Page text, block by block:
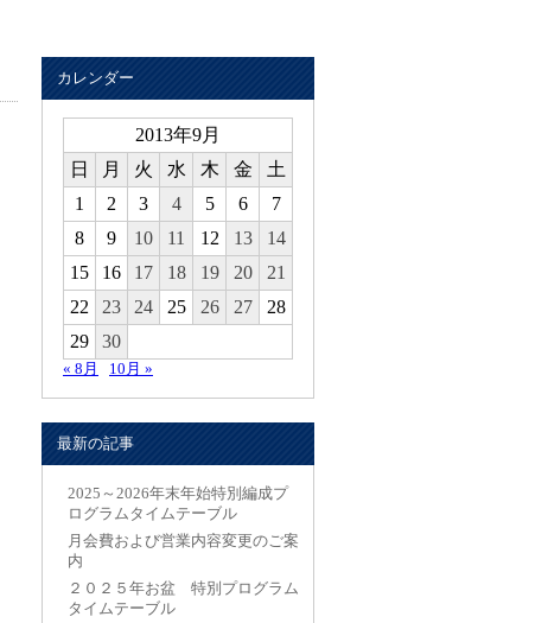
カレンダー
2013年9月
日
月 火 水 木 金
土
1
2 3 4 5 6
7
8
9 10 11 12 13
14
15
16 17 18 19 20
21
22
23 24 25 26 27
28
29
30
« 8月 10月 »
最新の記事
2025～2026年末年始特別編成プ
ログラムタイムテーブル
月会費および営業内容変更のご案
内
２０２５年お盆 特別プログラム
タイムテーブル